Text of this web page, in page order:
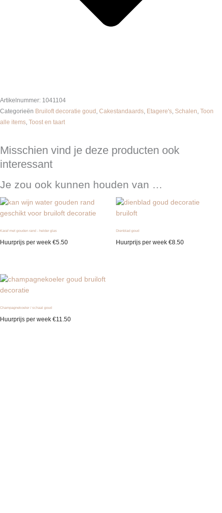
Artikelnummer: 1041104
Categorieën Bruiloft decoratie goud , Cakestandaards, Etagere's, Schalen, Toon
alle items, Toost en taart
Misschien vind je deze producten ook
interessant
Je zou ook kunnen houden van …
Karaf met gouden rand - helder glas
Huurprijs per week €5.50
Dienblad goud
Huurprijs per week €8.50
Champagnekoeler / schaal goud
Huurprijs per week €11.50